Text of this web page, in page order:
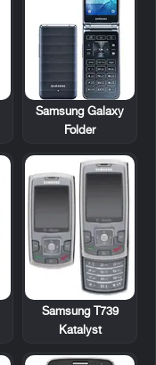
Samsung Galaxy
Folder
Samsung T739
Katalyst